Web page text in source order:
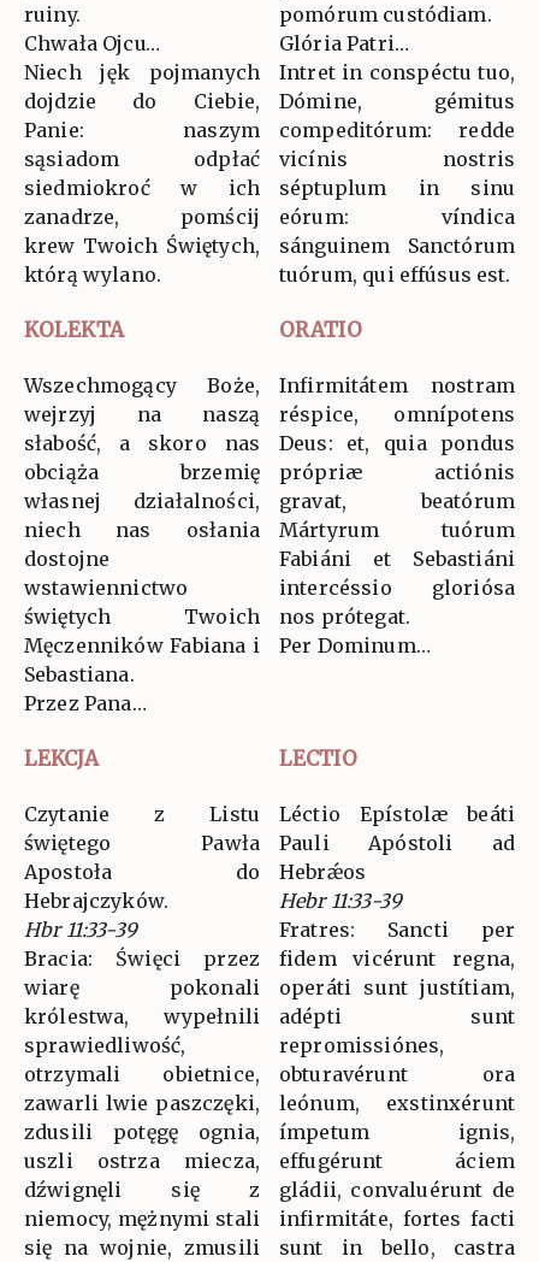
ruiny.
Chwała Ojcu…
Niech jęk pojmanych
dojdzie do Ciebie,
Panie: naszym
sąsiadom odpłać
siedmiokroć w ich
zanadrze, pomścij
krew Twoich Świętych,
którą wylano.
pomórum custódiam.
Glória Patri…
Intret in conspéctu tuo,
Dómine, gémitus
compeditórum: redde
vicínis nostris
séptuplum in sinu
eórum: víndica
sánguinem Sanctórum
tuórum, qui effúsus est.
KOLEKTA ORATIO
Wszechmogący Boże,
wejrzyj na naszą
słabość, a skoro nas
obciąża brzemię
własnej działalności,
niech nas osłania
dostojne
wstawiennictwo
świętych Twoich
Męczenników Fabiana i
Sebastiana.
Przez Pana…
Infirmitátem nostram
réspice, omnípotens
Deus: et, quia pondus
própriæ actiónis
gravat, beatórum
Mártyrum tuórum
Fabiáni et Sebastiáni
intercéssio gloriósa
nos prótegat.
Per Dominum…
LEKCJA LECTIO
Czytanie z Listu
świętego Pawła
Apostoła do
Hebrajczyków.
Hbr 11:33-39
Bracia: Święci przez
wiarę pokonali
królestwa, wypełnili
sprawiedliwość,
otrzymali obietnice,
zawarli lwie paszczęki,
zdusili potęgę ognia,
uszli ostrza miecza,
dźwignęli się z
niemocy, mężnymi stali
się na wojnie, zmusili
Léctio Epístolæ beáti
Pauli Apóstoli ad
Hebrǽos
Hebr 11:33-39
Fratres: Sancti per
fidem vicérunt regna,
operáti sunt justítiam,
adépti sunt
repromissiónes,
obturavérunt ora
leónum, exstinxérunt
ímpetum ignis,
effugérunt áciem
gládii, convaluérunt de
infirmitáte, fortes facti
sunt in bello, castra